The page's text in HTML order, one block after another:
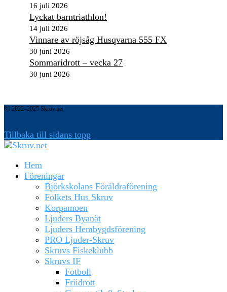
16 juli 2026
Lyckat barntriathlon!
14 juli 2026
Vinnare av röjsåg Husqvarna 555 FX
30 juni 2026
Sommaridrott – vecka 27
30 juni 2026
Ⓒ 2022–2025 Skruv.net
Tillbaka till sidans topp
Hem
Föreningar
Björkskolans Föräldraförening
Folkets Hus Skruv
Korpamoen
Ljuders Byanät
Ljuders Hembygdsförening
PRO Ljuder-Skruv
Skruvs Fiskeklubb
Skruvs IF
Fotboll
Friidrott